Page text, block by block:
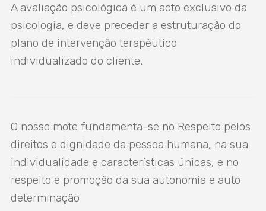
A avaliação psicológica é um acto exclusivo da
psicologia, e deve preceder a estruturação do
plano de intervenção terapêutico
individualizado do cliente.
O nosso mote fundamenta-se no Respeito pelos
direitos e dignidade da pessoa humana, na sua
individualidade e características únicas, e no
respeito e promoção da sua autonomia e auto
determinação